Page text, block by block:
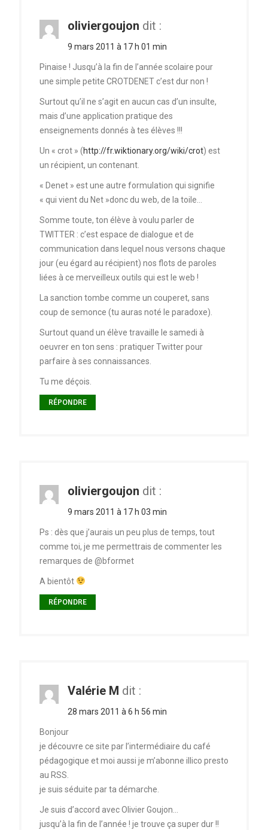
oliviergoujon dit :
9 mars 2011 à 17 h 01 min
Pinaise ! Jusqu’à la fin de l’année scolaire pour
une simple petite CROTDENET c’est dur non !
Surtout qu’il ne s’agit en aucun cas d’un insulte,
mais d’une application pratique des
enseignements donnés à tes élèves !!!
Un « crot » (http://fr.wiktionary.org/wiki/crot) est
un récipient, un contenant.
« Denet » est une autre formulation qui signifie
« qui vient du Net »donc du web, de la toile…
Somme toute, ton élève à voulu parler de
TWITTER : c’est espace de dialogue et de
communication dans lequel nous versons chaque
jour (eu égard au récipient) nos flots de paroles
liées à ce merveilleux outils qui est le web !
La sanction tombe comme un couperet, sans
coup de semonce (tu auras noté le paradoxe).
Surtout quand un élève travaille le samedi à
oeuvrer en ton sens : pratiquer Twitter pour
parfaire à ses connaissances.
Tu me déçois.
RÉPONDRE
oliviergoujon dit :
9 mars 2011 à 17 h 03 min
Ps : dès que j’aurais un peu plus de temps, tout
comme toi, je me permettrais de commenter les
remarques de @bformet
A bientôt
RÉPONDRE
Valérie M dit :
28 mars 2011 à 6 h 56 min
Bonjour
je découvre ce site par l’intermédiaire du café
pédagogique et moi aussi je m’abonne illico presto
au RSS.
je suis séduite par ta démarche.
Je suis d’accord avec Olivier Goujon…
jusqu’à la fin de l’année ! je trouve ça super dur !!